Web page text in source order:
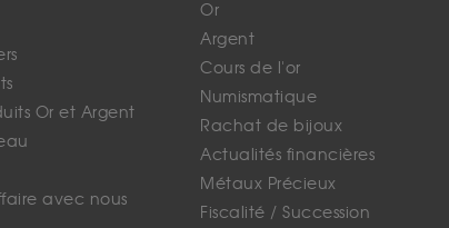
Or et Argent
avec nous
Or
Argent
Cours de l'or
Numismatique
Rachat de bijoux
Actualités financières
Métaux Précieux
Fiscalité / Succession